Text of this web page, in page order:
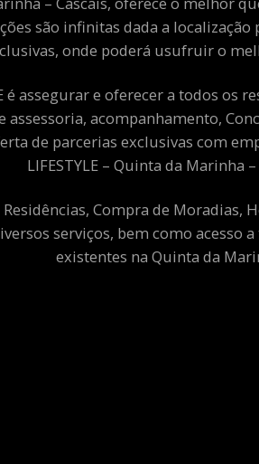
são infinitas dada a
onde poderá usufruir o
é assegurar e oferecer a todos os
assessoria, acompanhamento,
de parcerias exclusivas com
LIFESTYLE – Quinta da Marinha –
Compra de Moradias,
serviços, bem como acesso
existentes na Quinta da